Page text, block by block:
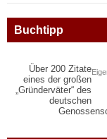
Buchtipp
Über 200 Zitate
eines der großen
„Gründerväter“ des
deutschen